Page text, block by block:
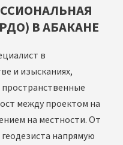
В АБАКАНЕ
в
и изысканиях,
между проектом на
на местности. От
напрямую